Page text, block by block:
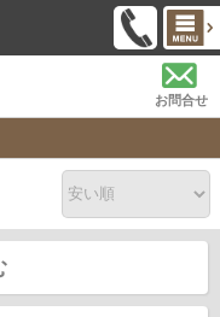
お問合せ